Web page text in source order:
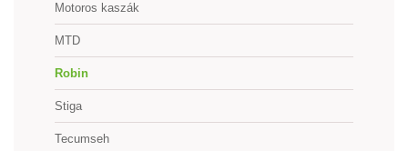
Motoros kaszák
MTD
Robin
Stiga
Tecumseh